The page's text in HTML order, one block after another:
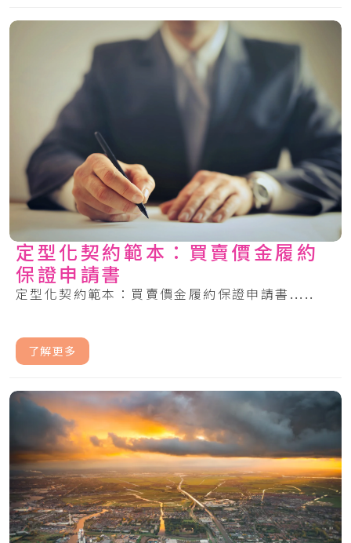
定型化契約範本：買賣價金履約
保證申請書
定型化契約範本：買賣價金履約保證申請書.....
了解更多